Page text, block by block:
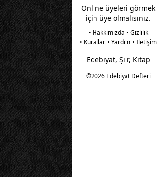
Online üyeleri görmek
için üye olmalısınız.
• Hakkımızda • Gizlilik
• Kurallar • Yardım • İletişim
Edebiyat, Şiir, Kitap
©2026 Edebiyat Defteri